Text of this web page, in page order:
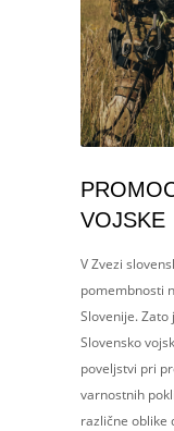
VOJSKE
V Zvezi
pomembnosti
Slovenije. Zato
Slovensko
poveljstvi pri
varnostnih
različne oblike